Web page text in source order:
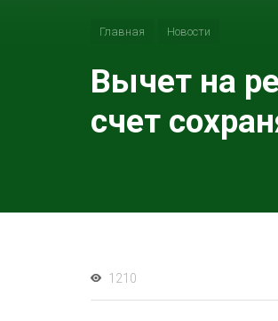
Главная Новости
Вычет на
счет
1210